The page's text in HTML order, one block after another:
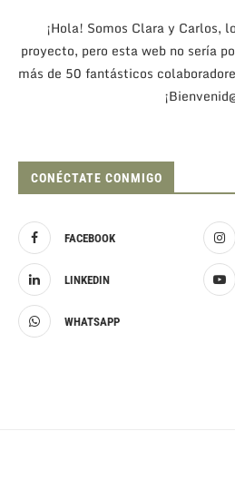
¡Hola! Somos Clara y Carlos,
proyecto, pero esta web no sería
más de 50 fantásticos
CONÉCTATE CONMIGO
FACEBOOK
LINKEDIN
WHATSAPP